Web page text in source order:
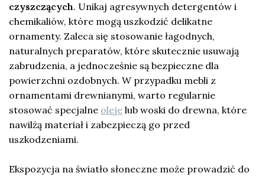
czyszczących. Unikaj agresywnych detergentów i
chemikaliów, które mogą uszkodzić delikatne
ornamenty. Zaleca się stosowanie łagodnych,
naturalnych preparatów, które skutecznie usuwają
zabrudzenia, a jednocześnie są bezpieczne dla
powierzchni ozdobnych. W przypadku mebli z
ornamentami drewnianymi, warto regularnie
stosować specjalne oleje lub woski do drewna, które
nawilżą materiał i zabezpieczą go przed
uszkodzeniami.
Ekspozycja na światło słoneczne może prowadzić do